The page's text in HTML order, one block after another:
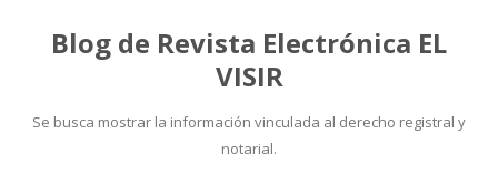
Blog de Revista Electrónica EL
VISIR
Se busca mostrar la información vinculada al derecho registral y
notarial.